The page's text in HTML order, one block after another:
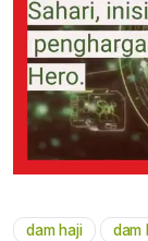
dam haji dam